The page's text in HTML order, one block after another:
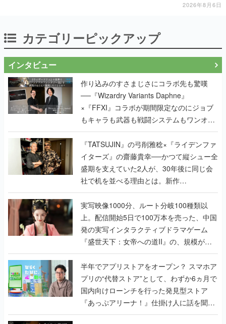
2026年8月6日
カテゴリーピックアップ
インタビュー
作り込みのすさまじさにコラボ先も驚嘆
──『Wizardry Variants Daphne』
×『FFXI』コラボが期間限定なのにジョブ
もキャラも武器も戦闘システムもワンオフ
で作り込まれた理由を両ディレクターに聞
く
『TATSUJIN』の弓削雅稔×『ライデンファ
イターズ』の齋藤貴幸──かつて縦シュー全
盛期を支えていた2人が、30年後に同じ会
社で机を並べる理由とは。新作
『TATSUJIN EXTREME』で初タッグを組
んだレジェンド2人に訊く開発秘話
実写映像1000分、ルート分岐100種類以
上。配信開始5日で100万本を売った、中国
発の実写インタラクティブドラマゲーム
『盛世天下：女帝への道II』の、規模が違
うこだわりをプロデューサーに聞いた
半年でアプリストアをオープン？ スマホア
プリの“代替ストア”として、わずか6ヵ月で
国内向けローンチを行った発見型ストア
『あっぷアリーナ！』仕掛け人に話を聞い
てみた